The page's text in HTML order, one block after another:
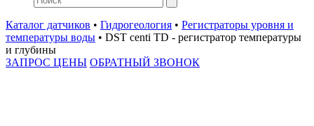
Каталог датчиков • Гидрогеология • Регистраторы уровня и
температуры воды • DST centi TD - регистратор температуры
и глубины
ЗАПРОС ЦЕНЫ ОБРАТНЫЙ ЗВОНОК